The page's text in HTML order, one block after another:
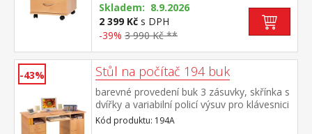
Skladem: 8.9.2026
2 399 Kč s DPH
-39% 3 990 Kč **
-43% Stůl na počítač 194 buk
barevné provedení buk 3 zásuvky, skřínka s
dvířky a variabilní policí výsuv pro klávesnici
je součástí dodávky (montáž volitelná)
Kód produktu: 194A